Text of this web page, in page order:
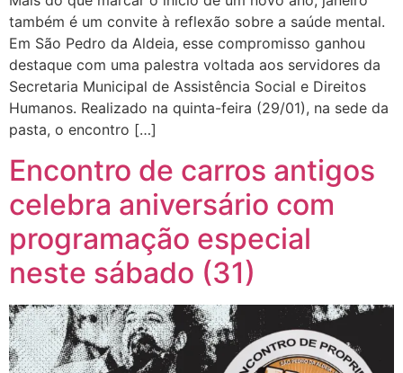
também é um convite à reflexão sobre a saúde mental.
Em São Pedro da Aldeia, esse compromisso ganhou
destaque com uma palestra voltada aos servidores da
Secretaria Municipal de Assistência Social e Direitos
Humanos. Realizado na quinta-feira (29/01), na sede da
pasta, o encontro […]
Encontro de carros antigos
celebra aniversário com
programação especial
neste sábado (31)